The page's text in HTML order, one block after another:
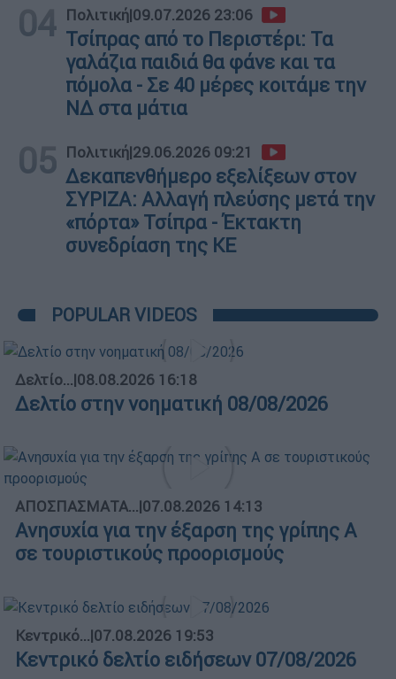
04 Πολιτική|09.07.2026 23:06
Τσίπρας από το Περιστέρι: Τα
γαλάζια παιδιά θα φάνε και τα
πόμολα - Σε 40 μέρες κοιτάμε την
ΝΔ στα μάτια
05 Πολιτική|29.06.2026 09:21
Δεκαπενθήμερο εξελίξεων στον
ΣΥΡΙΖΑ: Αλλαγή πλεύσης μετά την
«πόρτα» Τσίπρα - Έκτακτη
συνεδρίαση της ΚΕ
POPULAR VIDEOS
Δελτίο...|08.08.2026 16:18
Δελτίο στην νοηματική 08/08/2026
ΑΠΟΣΠΑΣΜΑΤΑ...|07.08.2026 14:13
Ανησυχία για την έξαρση της γρίπης Α
σε τουριστικούς προορισμούς
Κεντρικό...|07.08.2026 19:53
Κεντρικό δελτίο ειδήσεων 07/08/2026